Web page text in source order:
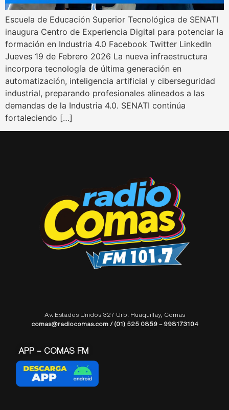
Escuela de Educación Superior Tecnológica de SENATI
inaugura Centro de Experiencia Digital para potenciar la
formación en Industria 4.0 Facebook Twitter LinkedIn
Jueves 19 de Febrero 2026 La nueva infraestructura
incorpora tecnología de última generación en
automatización, inteligencia artificial y ciberseguridad
industrial, preparando profesionales alineados a las
demandas de la Industria 4.0. SENATI continúa
fortaleciendo […]
Av. Estados Unidos 327 Urb. Huaquillay, Comas
comas@radiocomas.com / (01) 525 0859 – 998173104
APP – COMAS FM